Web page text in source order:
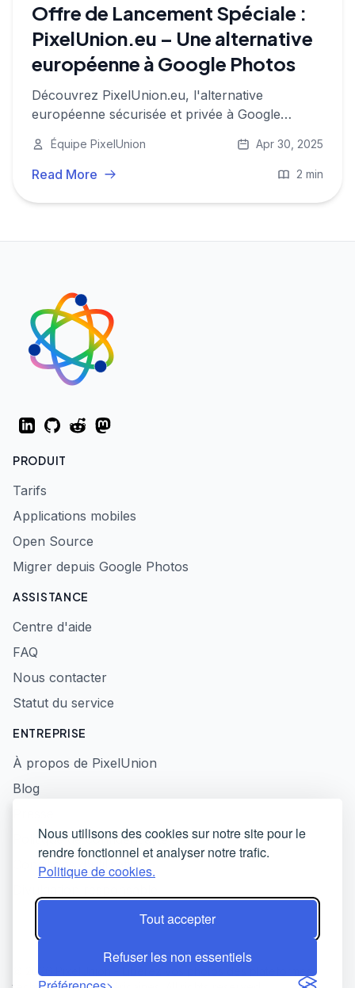
Nous utilisons des cookies sur notre site pour le
rendre fonctionnel et analyser notre trafic.
Politique de cookies.
Tout accepter
Refuser les non essentiels
Offre de Lancement Spéciale :
PixelUnion.eu – Une alternative
européenne à Google Photos
Découvrez PixelUnion.eu, l'alternative
européenne sécurisée et privée à Google
Photos, avec une offre de lancement spéciale.
Équipe PixelUnion Apr 30, 2025
Read More 2 min
LinkedInGitHubRedditMastodon
PRODUIT
Tarifs
Applications mobiles
Open Source
Migrer depuis Google Photos
ASSISTANCE
Centre d'aide
FAQ
Nous contacter
Statut du service
ENTREPRISE
À propos de PixelUnion
Blog
Politique de confidentialité
Conditions d'utilisation
© 2026 PixelUnion - Libérez vos photos des plateformes